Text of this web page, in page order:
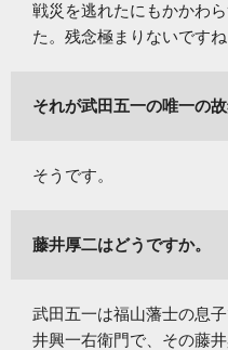
戦災を逃れたにもかかわ
た。残念極まりないですね
それが武田五一の唯一の
そうです。
藤井厚二はどうですか。
武田五一は福山藩士の息
井興一右衛門で、その藤